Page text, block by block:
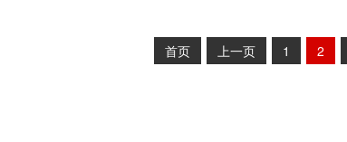
首页 上一页 1 2